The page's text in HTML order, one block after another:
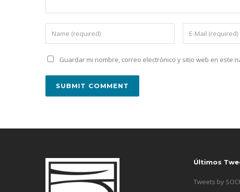
Guardar mi nombre, correo electrónico y sitio web en este
Últimos
Tweets by